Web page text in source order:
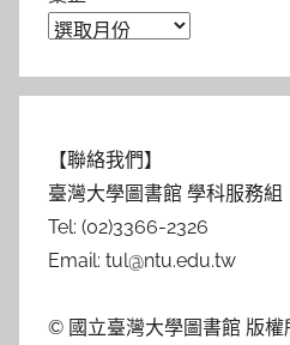
【聯絡我們】
臺灣大學圖書館 學科服務組
Tel: (02)3366-2326
Email: tul@ntu.edu.tw
© 國立臺灣大學圖書館 版權